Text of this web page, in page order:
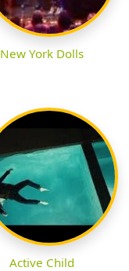
New York Dolls
Active Child